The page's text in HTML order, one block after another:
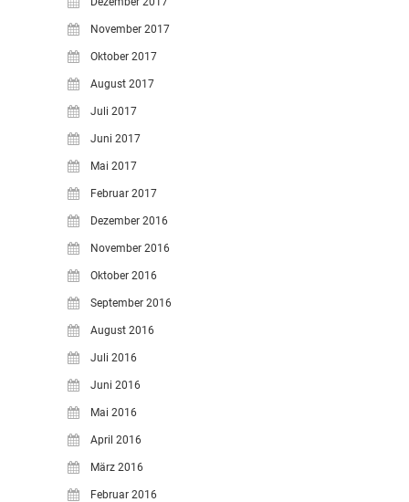
November 2017
Oktober 2017
August 2017
Juli 2017
Juni 2017
Mai 2017
Februar 2017
Dezember 2016
November 2016
Oktober 2016
September 2016
August 2016
Juli 2016
Juni 2016
Mai 2016
April 2016
März 2016
Februar 2016